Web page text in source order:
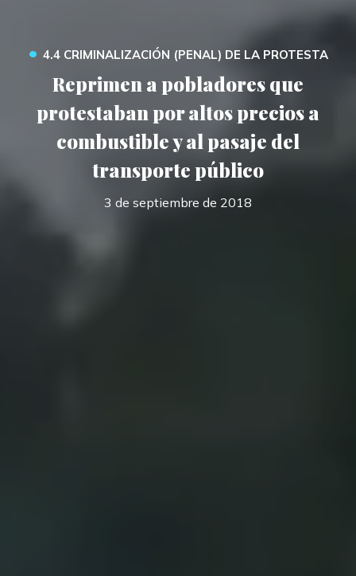
• 4.4 CRIMINALIZACIÓN (PENAL) DE LA PROTESTA
Reprimen a pobladores que
protestaban por altos precios a
combustible y al pasaje del
transporte público
3 de septiembre de 2018